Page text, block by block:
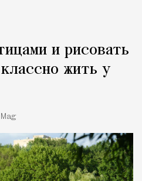
и рисовать
жить у